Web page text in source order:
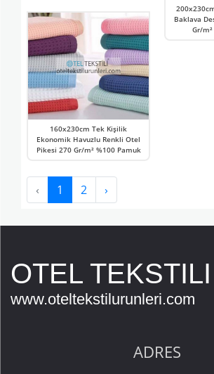
160x230cm Tek Kişilik
Ekonomik Havuzlu Renkli Otel
Pikesi 270 Gr/m² %100 Pamuk
Baklava
Gr/
‹ 1 2 ›
OTEL TEKSTILI
www.oteltekstilurunleri.com
ADRES